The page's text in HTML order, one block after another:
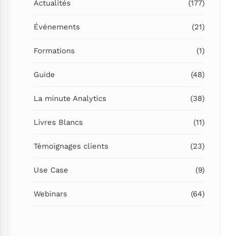
Actualités (177)
Événements (21)
Formations (1)
Guide (48)
La minute Analytics (38)
Livres Blancs (11)
Témoignages clients (23)
Use Case (9)
Webinars (64)